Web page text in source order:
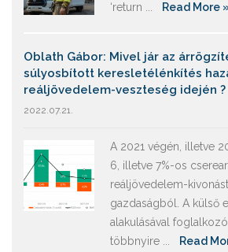
‘return ...
Read More
Oblath Gábor: Mivel jár az
súlyosbított keresletélénkítés
reáljövedelem-veszteség idején ?
2022.07.21.
A 2021 végén, illetve
6, illetve 7%-os
reáljövedelem-
gazdaságból. A külső
alakulásával
többnyire ...
Read